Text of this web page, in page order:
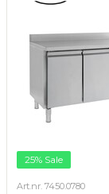
25% Sale
Art.nr. 7450.0780